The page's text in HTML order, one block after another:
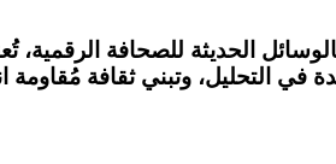
بالوسائل الحديثة للصحافة
في التحليل، وتبني ثقافة مُقاومة